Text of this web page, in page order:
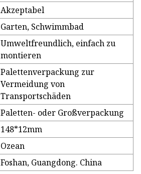
Akzeptabel
Garten, Schwimmbad
Umweltfreundlich, einfach zu
montieren
Palettenverpackung zur
Vermeidung von
Transportschäden
Paletten- oder Großverpackung
148*12mm
Ozean
Foshan, Guangdong. China